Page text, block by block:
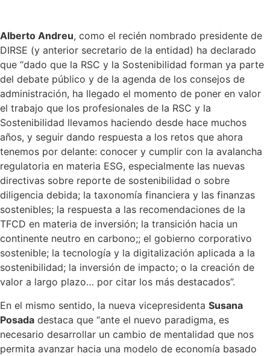
Alberto Andreu, como el recién nombrado presidente de
DIRSE (y anterior secretario de la entidad) ha declarado
que “dado que la RSC y la Sostenibilidad forman ya parte
del debate público y de la agenda de los consejos de
administración, ha llegado el momento de poner en valor
el trabajo que los profesionales de la RSC y la
Sostenibilidad llevamos haciendo desde hace muchos
años, y seguir dando respuesta a los retos que ahora
tenemos por delante: conocer y cumplir con la avalancha
regulatoria en materia ESG, especialmente las nuevas
directivas sobre reporte de sostenibilidad o sobre
diligencia debida; la taxonomía financiera y las finanzas
sostenibles; la respuesta a las recomendaciones de la
TFCD en materia de inversión; la transición hacia un
continente neutro en carbono;; el gobierno corporativo
sostenible; la tecnología y la digitalización aplicada a la
sostenibilidad; la inversión de impacto; o la creación de
valor a largo plazo… por citar los más destacados”.
En el mismo sentido, la nueva vicepresidenta Susana
Posada destaca que “ante el nuevo paradigma, es
necesario desarrollar un cambio de mentalidad que nos
permita avanzar hacia una modelo de economía basado